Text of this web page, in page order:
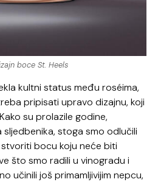
boce St. Heels
kultni status među roséima,
pripisati upravo dizajnu, koji
su prolazile godine,
stoga smo odlučili
bocu koju neće biti
što smo radili u vinogradu i
učinili još primamljivijim nepcu,